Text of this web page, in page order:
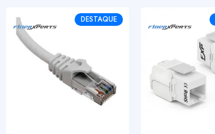
DESTAQUE